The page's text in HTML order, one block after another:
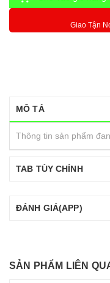
Giao Tận
MÔ TẢ
Thông tin sản phẩm
TAB TÙY CHỈNH
ĐÁNH GIÁ(APP)
SẢN PHẨM LIÊN